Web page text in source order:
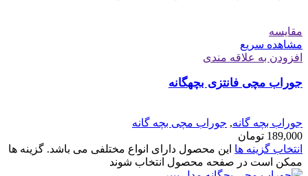
مقایسه
مشاهده سریع
افزودن به علاقه مندی
جوراب مچی فانتزی بچهگانه
جوراب بچه گانه, جوراب مچی بچه گانه
189,000 تومان
انتخاب گزینه ها این محصول دارای انواع مختلفی می باشد. گزینه ها
ممکن است در صفحه محصول انتخاب شوند